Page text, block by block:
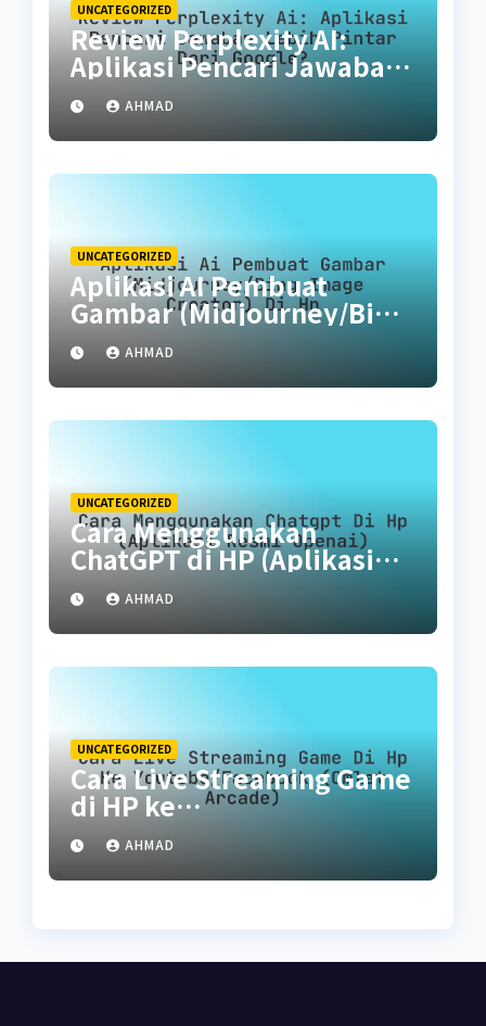
UNCATEGORIZED
Review Perplexity AI:
Aplikasi Pencari Jawaban
Lebih Pintar dari Google?
AHMAD
UNCATEGORIZED
Aplikasi AI Pembuat
Gambar (Midjourney/Bing
Image Creator) di HP
AHMAD
UNCATEGORIZED
Cara Menggunakan
ChatGPT di HP (Aplikasi
Resmi OpenAI)
AHMAD
UNCATEGORIZED
Cara Live Streaming Game
di HP ke
YouTube/Facebook (Omlet
Arcade)
AHMAD